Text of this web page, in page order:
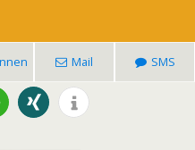
Mail SMS